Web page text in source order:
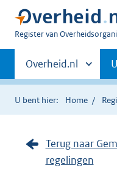
U
Register van
Primaire
navigatie
Andere
sites
binnen
Overheid.nl
U bent hier: Home
Terug naar
regelingen